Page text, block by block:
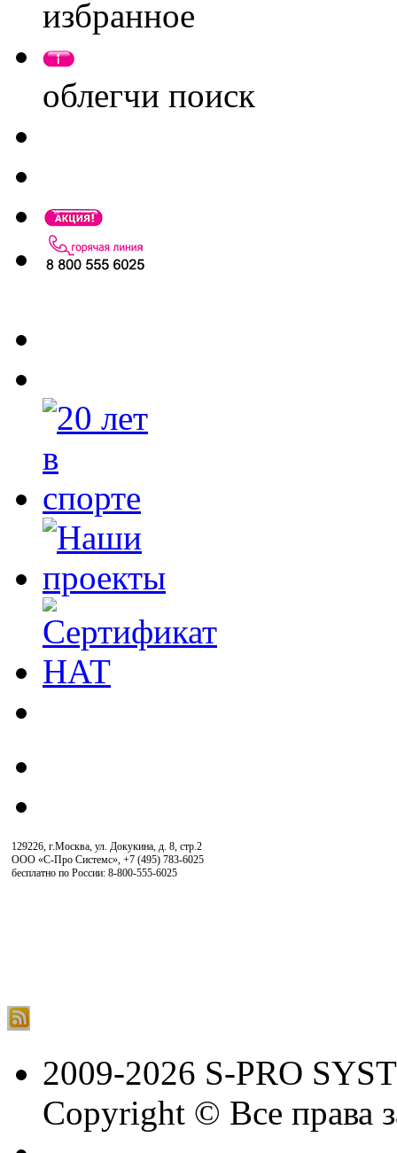
избранное
облегчи поиск
129226, г.Москва, ул. Докукина, д. 8, стр.2
ООО «С-Про Системс», +7 (495) 783-6025
бесплатно по России: 8-800-555-6025
2009-2026 S-PRO
Copyright © Все права